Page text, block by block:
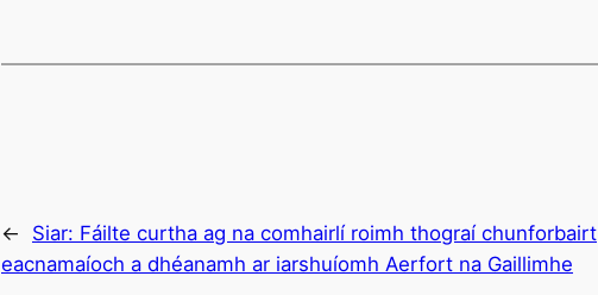
← Siar: Fáilte curtha ag na comhairlí roimh thograí chunforbairt
eacnamaíoch a dhéanamh ar iarshuíomh Aerfort na Gaillimhe